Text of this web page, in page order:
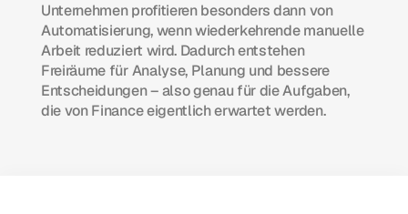
Unternehmen profitieren besonders dann von
Automatisierung, wenn wiederkehrende manuelle
Arbeit reduziert wird. Dadurch entstehen
Freiräume für Analyse, Planung und bessere
Entscheidungen – also genau für die Aufgaben,
die von Finance eigentlich erwartet werden.